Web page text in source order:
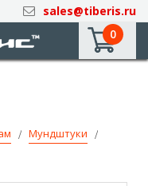
sales@tiberis.ru
0
Мундштуки